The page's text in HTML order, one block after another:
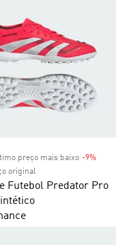
preço mais baixo -9%
original
Futebol Predator Pro